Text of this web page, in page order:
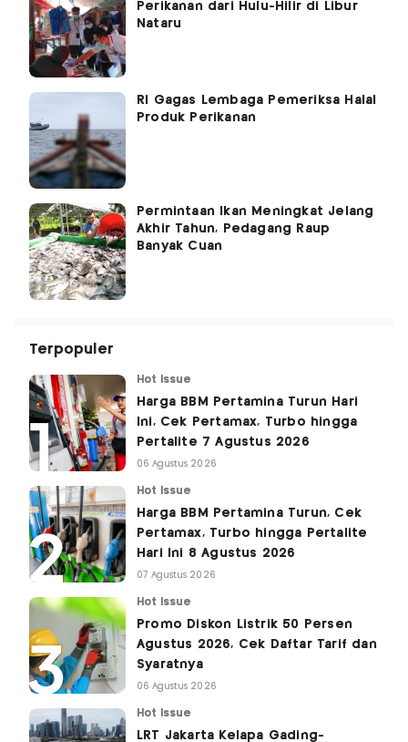
Perikanan dari Hulu-Hilir di Libur
Nataru
RI Gagas Lembaga Pemeriksa Halal
Produk Perikanan
Permintaan Ikan Meningkat Jelang
Akhir Tahun, Pedagang Raup
Banyak Cuan
Terpopuler
Hot Issue
Harga BBM Pertamina Turun Hari
Ini, Cek Pertamax, Turbo hingga
Pertalite 7 Agustus 2026
06 Agustus 2026
Hot Issue
Harga BBM Pertamina Turun, Cek
Pertamax, Turbo hingga Pertalite
Hari Ini 8 Agustus 2026
07 Agustus 2026
Hot Issue
Promo Diskon Listrik 50 Persen
Agustus 2026, Cek Daftar Tarif dan
Syaratnya
06 Agustus 2026
Hot Issue
LRT Jakarta Kelapa Gading-